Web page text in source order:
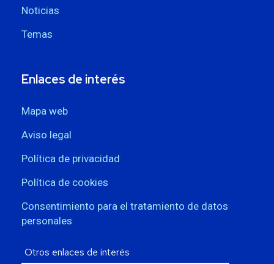
Noticias
Temas
Enlaces de interés
Mapa web
Aviso legal
Política de privacidad
Política de cookies
Consentimiento para el tratamiento de datos
personales